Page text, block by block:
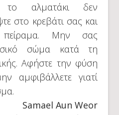
το αλματάκι δεν
στο κρεβάτι σας και
πείραμα. Μην σας
σώμα κατά τη
Αφήστε την φύση
αμφιβάλλετε γιατί
Samael Aun Weor